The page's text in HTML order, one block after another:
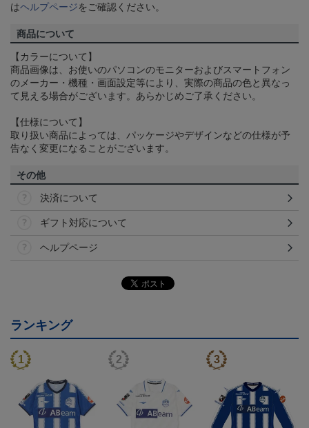
はヘルプページをご確認ください。
商品について
【カラーについて】
商品画像は、お使いのパソコンのモニターおよびスマートフォン
のメーカー・機種・画面設定等により、実際の商品の色と異なっ
て見える場合がございます。あらかじめご了承ください。
【仕様について】
取り扱い商品によっては、パッケージやデザインなどの仕様が予
告なく変更になることがございます。
その他
決済について
ギフト対応について
ヘルプページ
ランキング